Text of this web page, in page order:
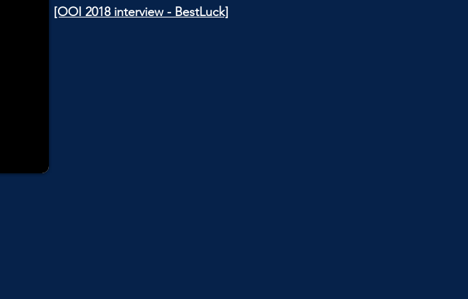
[OOI 2018 interview - BestLuck]